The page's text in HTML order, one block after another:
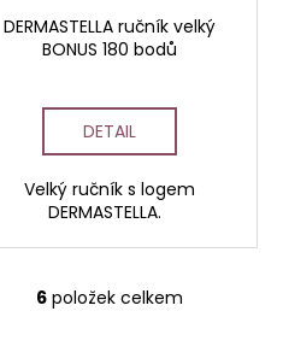
DERMASTELLA ručník velký
BONUS 180 bodů
DETAIL
Velký ručník s logem
DERMASTELLA.
O
6 položek celkem